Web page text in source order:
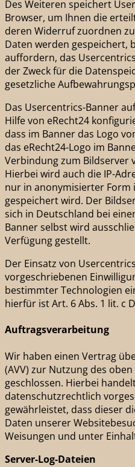
Des Weiteren speichert
Browser, um Ihnen die
deren Widerruf zuordnen
Daten werden gespeichert,
auffordern, das
der Zweck für die
gesetzliche
Das Usercentrics-Banner
Hilfe von eRecht24
dass im Banner das Logo
das eRecht24-Logo im
Verbindung zum Bildserver
Hierbei wird auch die IP-
nur in anonymisierter Form
gespeichert wird. Der
sich in Deutschland bei
Banner selbst wird
Verfügung gestellt.
Der Einsatz von
vorgeschriebenen
bestimmter Technologien
hierfür ist Art. 6 Abs. 1 lit. c
Auftragsverarbeitung
Wir haben einen Vertrag
(AVV) zur Nutzung des
geschlossen. Hierbei
datenschutzrechtlich
gewährleistet, dass dieser
Daten unserer
Weisungen und unter
Server-Log-Dateien